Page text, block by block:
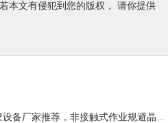
本文有侵犯到您的版权， 请你提供
2026年5月无锡半导体光刻胶设备厂家推荐，非接触式作业规避晶圆表面划痕损伤风险